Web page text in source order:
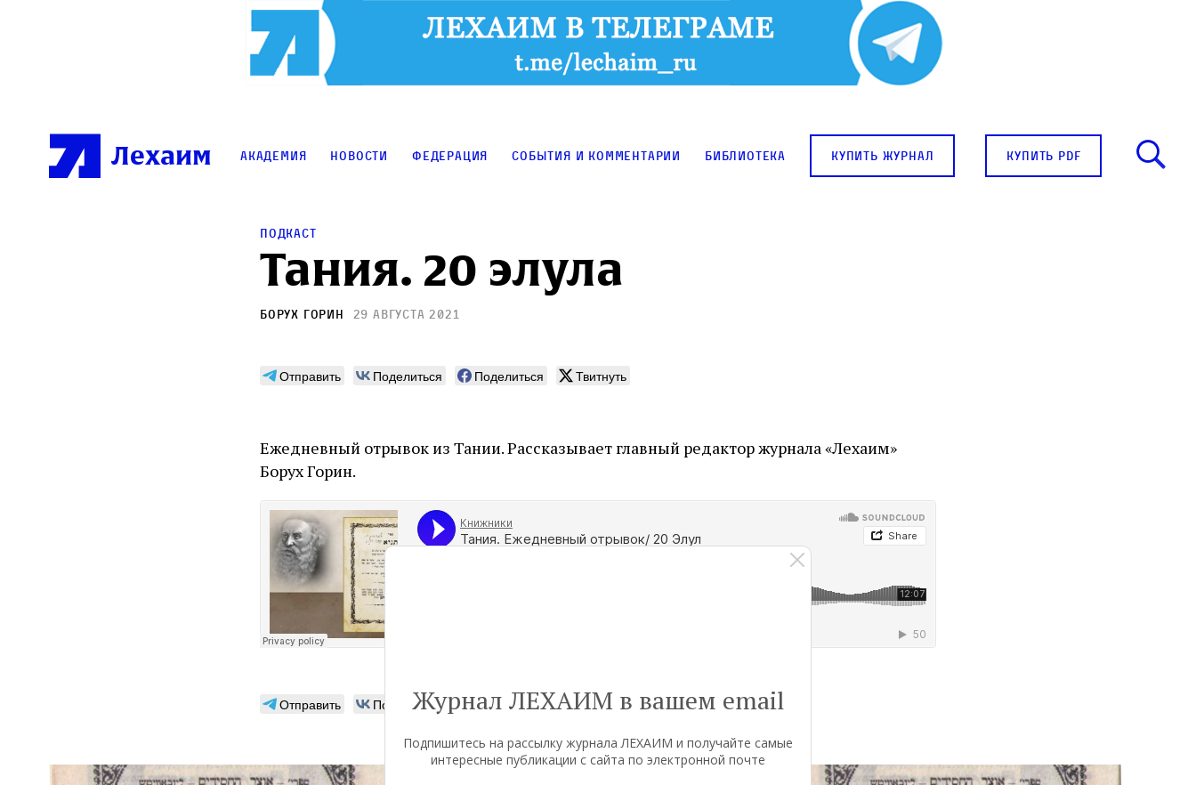
Лехаим Академия Новости Федерация События и комментарии Библиотека купить журнал купить pdf
Подкаст
Тания. 20 элула
Борух Горин 29 августа 2021
Отправить Поделиться Поделиться Твитнуть
Ежедневный отрывок из Тании. Рассказывает главный редактор журнала «Лехаим»
Борух Горин.
Отправить Поделиться Поделиться Твитнуть
Журнал ЛЕХАИМ в вашем email
Подпишитесь на рассылку журнала ЛЕХАИМ и получайте самые
интересные публикации с сайта по электронной почте